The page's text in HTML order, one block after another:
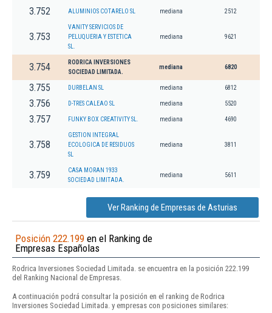
3.752 ALUMINIOS COTARELO SL mediana 2512
3.753
VANITY SERVICIOS DE
PELUQUERIA Y ESTETICA
SL.
mediana 9621
3.754
RODRICA INVERSIONES
SOCIEDAD LIMITADA.
mediana 6820
3.755 DURBELAN SL mediana 6812
3.756 D-TRES CALEAO SL mediana 5520
3.757 FUNKY BOX CREATIVITY SL. mediana 4690
3.758
GESTION INTEGRAL
ECOLOGICA DE RESIDUOS
SL
mediana 3811
3.759
CASA MORAN 1933
SOCIEDAD LIMITADA.
mediana 5611
Ver Ranking de Empresas de Asturias
Posición 222.199 en el Ranking de
Empresas Españolas
Rodrica Inversiones Sociedad Limitada. se encuentra en la posición 222.199
del Ranking Nacional de Empresas.
A continuación podrá consultar la posición en el ranking de Rodrica
Inversiones Sociedad Limitada. y empresas con posiciones similares: